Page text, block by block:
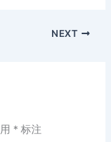
NEXT
* 标注